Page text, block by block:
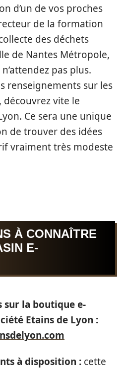
d’un de vos proches
de la formation
des déchets
de Nantes Métropole,
pas plus.
renseignements sur les
découvrez vite le
Ce sera une unique
de trouver des idées
vraiment très modeste
À CONNAÎTRE
E-
sur la boutique e-
Etains de Lyon :
à disposition : cette